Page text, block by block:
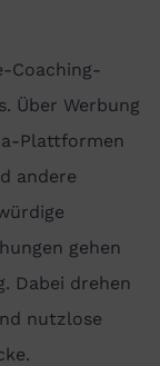
Coaching-
Über Werbung
Plattformen
andere
gehen
Dabei drehen
nutzlose